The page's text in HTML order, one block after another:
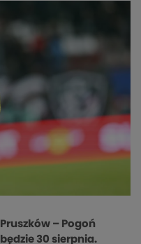
– Pogoń
30 sierpnia.